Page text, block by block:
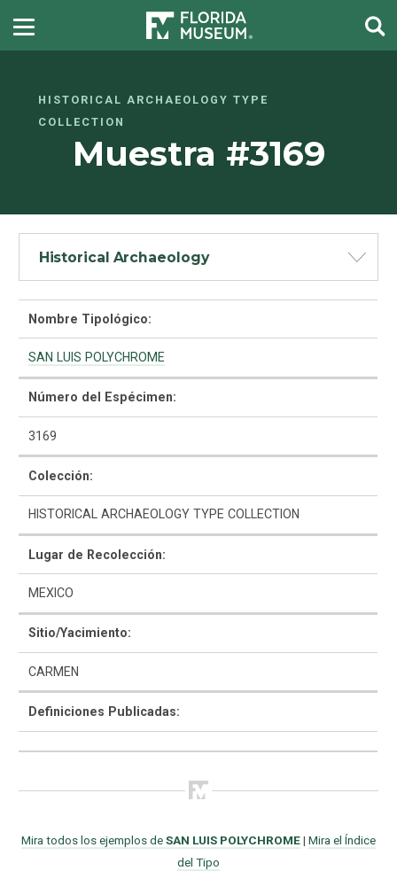
HISTORICAL ARCHAEOLOGY TYPE
COLLECTION
Muestra #3169
Historical Archaeology
Como Utilizar
Lista Tipológica
Navegar y Buscar
Glosario
Nombre Tipológico:
SAN LUIS POLYCHROME
Número del Espécimen:
3169
Colección:
HISTORICAL ARCHAEOLOGY TYPE COLLECTION
Lugar de Recolección:
MEXICO
Sitio/Yacimiento:
CARMEN
Definiciones Publicadas:
Mira todos los ejemplos deSAN LUIS POLYCHROME| Mira el Índice
del Tipo